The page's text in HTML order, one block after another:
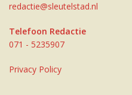
redactie@sleutelstad.nl
Telefoon Redactie
071 - 5235907
Privacy Policy